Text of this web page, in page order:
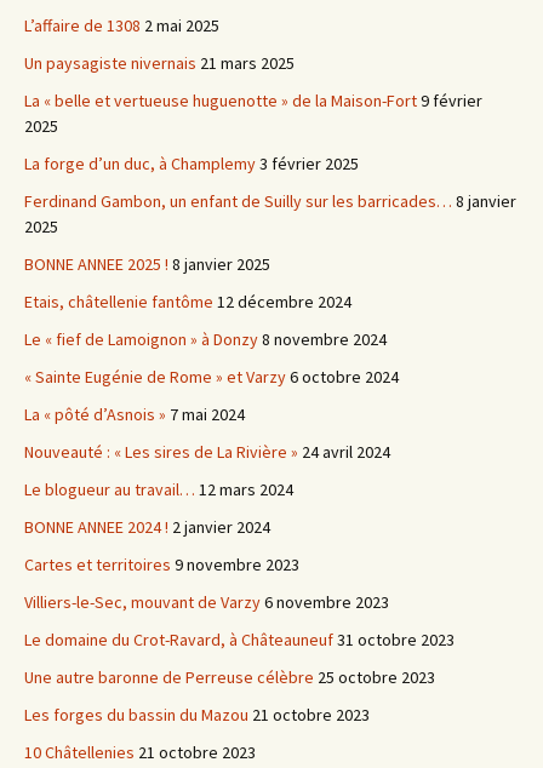
L’affaire de 1308 2 mai 2025
Un paysagiste nivernais 21 mars 2025
La « belle et vertueuse huguenotte » de la Maison-Fort9 février
2025
La forge d’un duc, à Champlemy3 février 2025
Ferdinand Gambon, un enfant de Suilly sur les barricades… 8 janvier
2025
BONNE ANNEE 2025 ! 8 janvier 2025
Etais, châtellenie fantôme 12 décembre 2024
Le « fief de Lamoignon » à Donzy8 novembre 2024
« Sainte Eugénie de Rome » et Varzy6 octobre 2024
La « pôté d’Asnois » 7 mai 2024
Nouveauté : « Les sires de La Rivière » 24 avril 2024
Le blogueur au travail… 12 mars 2024
BONNE ANNEE 2024 ! 2 janvier 2024
Cartes et territoires 9 novembre 2023
Villiers-le-Sec, mouvant de Varzy6 novembre 2023
Le domaine du Crot-Ravard, à Châteauneuf31 octobre 2023
Une autre baronne de Perreuse célèbre 25 octobre 2023
Les forges du bassin du Mazou 21 octobre 2023
10 Châtellenies 21 octobre 2023